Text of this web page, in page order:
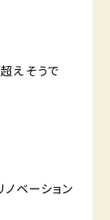
えそうで
ベーション